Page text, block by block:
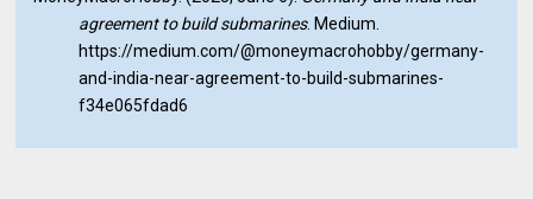
agreement to build submarines. Medium.
https://medium.com/@moneymacrohobby/germany-
and-india-near-agreement-to-build-submarines-
f34e065fdad6